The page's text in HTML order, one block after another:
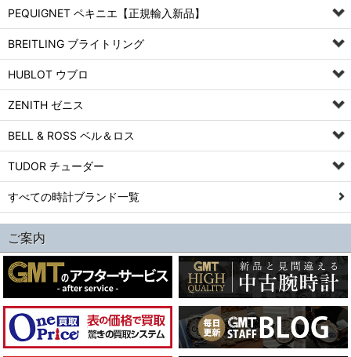
PEQUIGNET ペキニエ【正規輸入新品】
BREITLING ブライトリング
HUBLOT ウブロ
ZENITH ゼニス
BELL & ROSS ベル＆ロス
TUDOR チューダー
すべての時計ブランド一覧
ご案内